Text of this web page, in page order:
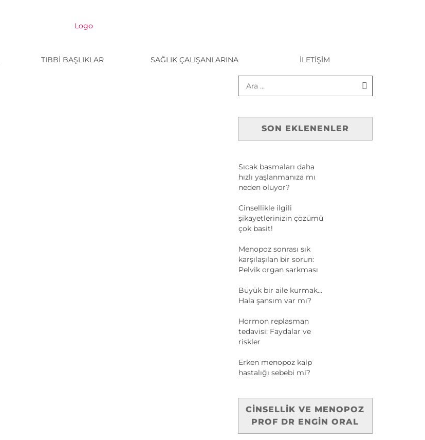
TIBBI BAŞLIKLAR SAĞLIK ÇALIŞANLARINA İLETIŞIM
SON EKLENENLER
Sıcak basmaları daha
hızlı yaşlanmanıza mı
neden oluyor?
Cinsellikle ilgili
şikayetlerinizin çözümü
çok basit!
Menopoz sonrası sık
karşılaşılan bir sorun:
Pelvik organ sarkması
Büyük bir aile kurmak…
Hala şansım var mı?
Hormon replasman
tedavisi: Faydalar ve
riskler
Erken menopoz kalp
hastalığı sebebi mi?
CINSELLIK VE MENOPOZ
PROF DR ENGIN ORAL